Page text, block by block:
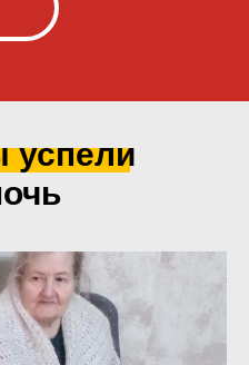
успели